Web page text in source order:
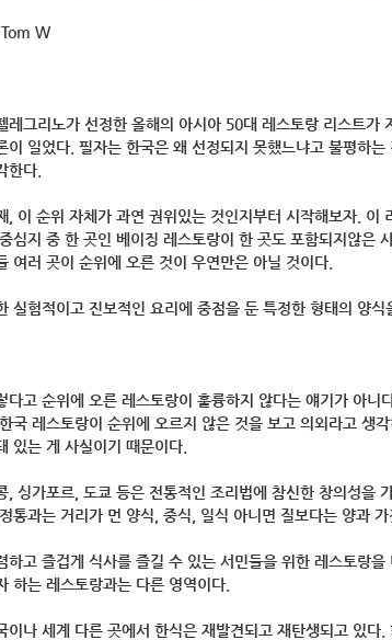
W
레그리노가 선정한 올해의 아시아 50대 레스토랑 리스트
이 일었다. 필자는 한국은 왜 선정되지 못했느냐고 불평하
한다.
, 이 순위 자체가 과연 권위있는 것인지부터 시작해보자. 이
심지 중 한 곳인 베이징 레스토랑이 한 곳도 포함되지않은
여러 곳이 순위에 오른 것이 우연만은 아닐 것이다.
실험적이고 진보적인 요리에 중점을 둔 특정한 형태의 양식
다고 순위에 오른 레스토랑이 훌륭하지 않다는 얘기가 아
국 레스토랑이 순위에 오르지 않은 것을 보고 의외라고 생
있는 게 사실이기 때문이다.
, 싱가포르, 도쿄 등은 전통적인 조리법에 참신한 창의성을
통과는 거리가 먼 양식, 중식, 일식 아니면 질보다는 양과
하고 즐겁게 식사를 즐길 수 있는 서민들을 위한 레스토랑
하는 레스토랑과는 다른 영역이다.
이나 세계 다른 곳에서 한식은 재발견되고 재탄생되고 있